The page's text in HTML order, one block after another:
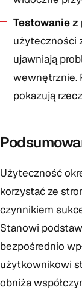
Testowanie
użyteczności
ujawniają
wewnętrznie.
pokazują
Użyteczność
korzystać ze
czynnikiem
Stanowi
bezpośrednio
użytkownikowi
obniża